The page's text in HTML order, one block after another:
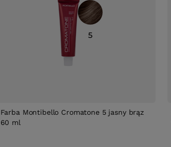
Farba Montibello Cromatone 5 jasny brąz
60 ml